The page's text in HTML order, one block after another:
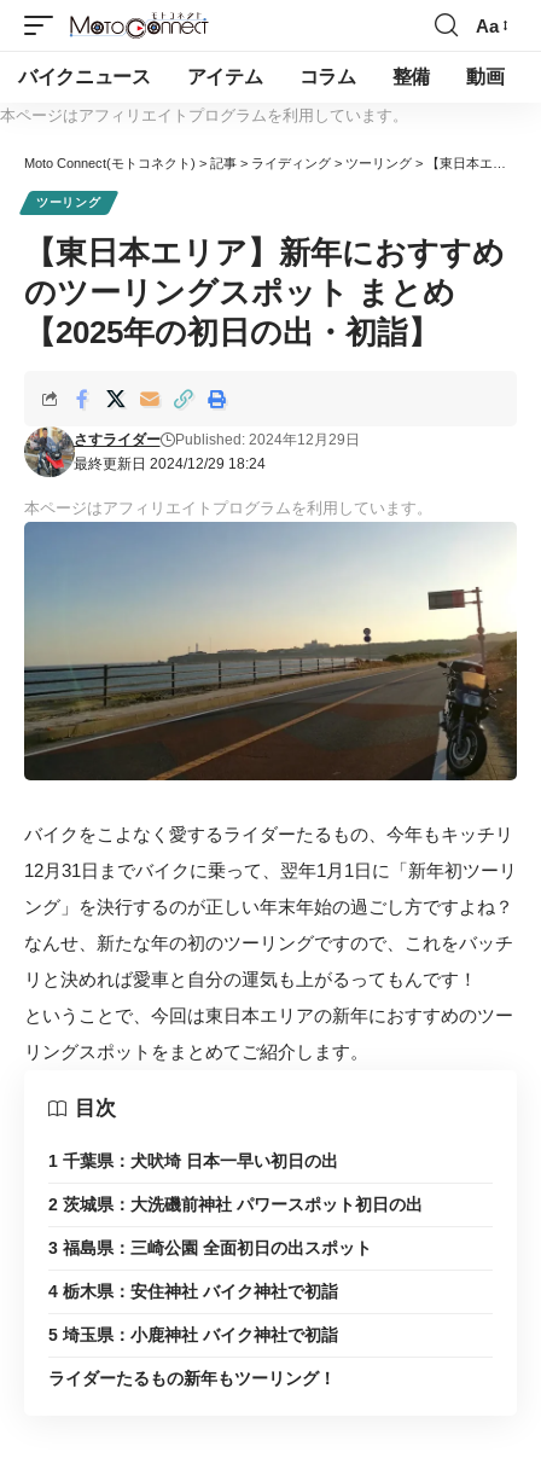
Aa
バイクニュース アイテム コラム 整備 動画
本ページはアフィリエイトプログラムを利用しています。
Moto Connect(モトコネクト) > 記事 > ライディング > ツーリング > 【東日本エリア】新年におすすめのツーリングスポット まとめ【2025年の初日の出・初詣】
ツーリング
【東日本エリア】新年におすすめ
のツーリングスポット まとめ
【2025年の初日の出・初詣】
最終更新日 2024/12/29 18:24
さすライダー Published: 2024年12月29日
本ページはアフィリエイトプログラムを利用しています。
バイクをこよなく愛するライダーたるもの、今年もキッチリ
12月31日までバイクに乗って、翌年1月1日に「新年初ツーリ
ング」を決行するのが正しい年末年始の過ごし方ですよね？
なんせ、新たな年の初のツーリングですので、これをバッチ
リと決めれば愛車と自分の運気も上がるってもんです！
ということで、今回は東日本エリアの新年におすすめのツー
リングスポットをまとめてご紹介します。
目次
1 千葉県：犬吠埼 日本一早い初日の出
2 茨城県：大洗磯前神社 パワースポット初日の出
3 福島県：三崎公園 全面初日の出スポット
4 栃木県：安住神社 バイク神社で初詣
5 埼玉県：小鹿神社 バイク神社で初詣
ライダーたるもの新年もツーリング！